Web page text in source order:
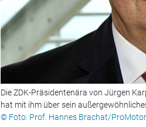
Die ZDK-Präsidentenära von Jürgen
hat mit ihm über sein
© Foto: Prof. Hannes Brachat/ProMotor